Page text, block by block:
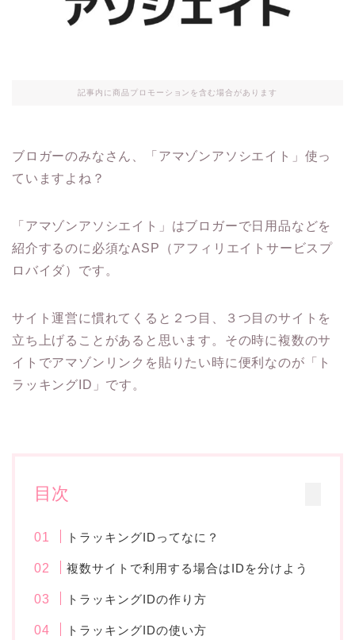
記事内に商品プロモーションを含む場合があります
ブロガーのみなさん、「アマゾンアソシエイト」使っ
ていますよね？
「アマゾンアソシエイト」はブロガーで日用品などを
紹介するのに必須なASP（アフィリエイトサービスプ
ロバイダ）です。
サイト運営に慣れてくると２つ目、３つ目のサイトを
立ち上げることがあると思います。その時に複数のサ
イトでアマゾンリンクを貼りたい時に便利なのが「ト
ラッキングID」です。
目次
トラッキングIDってなに？
複数サイトで利用する場合はIDを分けよう
トラッキングIDの作り方
トラッキングIDの使い方